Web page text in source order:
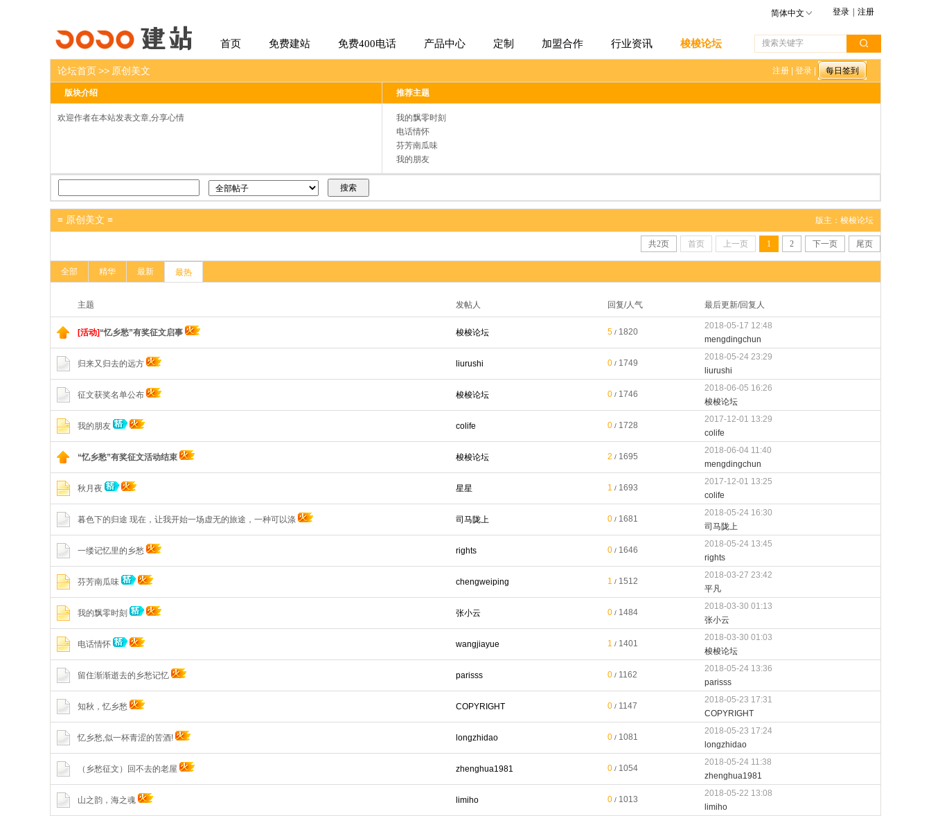
建站
简体中文
首页 免费建站 免费400电话 产品中心 定制 加盟合作 行业资讯 梭梭论坛
登录 注册
论坛首页>> 原创美文 注册 登录
版块介绍 推荐主题
欢迎作者在本站发表文章,分享心情
我的飘零时刻
电话情怀
芬芳南瓜味
我的朋友
版主：梭梭论坛
≡ 原创美文 ≡
共2页 首页 上一页 1 2 下一页 尾页
全部 精华 最新 最热
主题 发帖人 回复/人气 最后更新/回复人
[活动] “忆乡愁”有奖征文启事 梭梭论坛 5 / 1820
2018-05-17 12:48
mengdingchun
归来又归去的远方 liurushi 0 / 1749
2018-05-24 23:29
liurushi
征文获奖名单公布 梭梭论坛 0 / 1746
2018-06-05 16:26
梭梭论坛
我的朋友 colife 0 / 1728
2017-12-01 13:29
colife
“忆乡愁”有奖征文活动结束 梭梭论坛 2 / 1695
2018-06-04 11:40
mengdingchun
秋月夜 星星 1 / 1693
2017-12-01 13:25
colife
暮色下的归途 现在，让我开始一场虚无的旅途，一种可以涤 司马陇上 0 / 1681
2018-05-24 16:30
司马陇上
一缕记忆里的乡愁 rights 0 / 1646
2018-05-24 13:45
rights
芬芳南瓜味 chengweiping 1 / 1512
2018-03-27 23:42
平凡
我的飘零时刻 张小云 0 / 1484
2018-03-30 01:13
张小云
电话情怀 wangjiayue 1 / 1401
2018-03-30 01:03
梭梭论坛
留住渐渐逝去的乡愁记忆 parisss 0 / 1162
2018-05-24 13:36
parisss
知秋，忆乡愁 COPYRIGHT 0 / 1147
2018-05-23 17:31
COPYRIGHT
忆乡愁,似一杯青涩的苦酒! longzhidao 0 / 1081
2018-05-23 17:24
longzhidao
（乡愁征文）回不去的老屋 zhenghua1981 0 / 1054
2018-05-24 11:38
zhenghua1981
山之韵，海之魂 limiho 0 / 1013
2018-05-22 13:08
limiho